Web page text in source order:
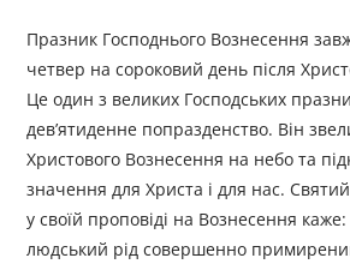
Празник Господнього Вознесення
четвер на сороковий день після
Це один з великих Господських
дев’ятиденне попразденство. Він
Христового Вознесення на небо та
значення для Христа і для нас.
у своїй проповіді на Вознесення каже:
людський рід совершенно